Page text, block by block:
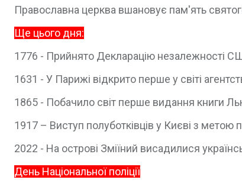
Православна церква вшановує пам'ять
Ще цього дня:
1776 - Прийнято Декларацію незалежності
1631 - У Парижі відкрито перше у світі
1865 - Побачило світ перше видання книги
1917 – Виступ полуботківців у Києві з метою
2022 - На острові Зміїний висадилися
День Національної поліції